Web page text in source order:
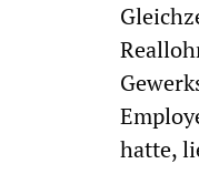
hatte,